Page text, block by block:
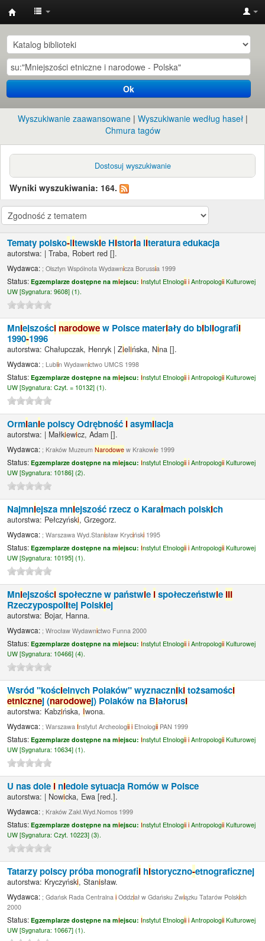
Instytut
Etnologii
i
Antropologii
Kulturowej
UW
Ok
Wyszukiwanie zaawansowane
Wyszukiwanie według haseł
Chmura tagów
Dostosuj wyszukiwanie
Wyniki wyszukiwania: 164.
Tematy polsko-litewskie Historia literatura edukacja
autorstwa: |Traba, Robert red [].
Wydawca: ; Olsztyn Wspólnota Wydawnicza Borussia 1999
Status:Egzemplarze dostępne na miejscu: Instytut Etnologii i Antropologii Kulturowej
UW [Sygnatura:9608] (1).
Mniejszości narodowew Polsce materiały do bibliografi
1990-1996
autorstwa:Chałupczak, Henryk |Zielińska, Nina [].
Wydawca: ; Lublin Wydawnictwo UMCS 1998
Status:Egzemplarze dostępne na miejscu: Instytut Etnologii i Antropologii Kulturowej
UW [Sygnatura:Czyt. = 10132] (1).
Ormianie polscy Odrębność iasymilacja
autorstwa: | Małkiewicz, Adam [].
Wydawca: ; Kraków MuzeumNarodowe w Krakowie 1999
Status:Egzemplarze dostępne na miejscu: Instytut Etnologii i Antropologii Kulturowej
UW [Sygnatura: 10186] (2).
Najmniejsza mniejszość rzecz o Karaimach polskich
autorstwa: Pełczyński, Grzegorz.
Wydawca: ; Warszawa Wyd.Stanisław Kryciński 1995
Status:Egzemplarze dostępne na miejscu: Instytut Etnologii i Antropologii Kulturowej
UW [Sygnatura: 10195] (1).
Mniejszościspołeczne w państwie ispołeczeństwie III
Rzeczypospolitej Polskiej
autorstwa: Bojar, Hanna.
Wydawca: ; Wrocław Wydawnictwo Funna 2000
Status:Egzemplarze dostępne na miejscu: Instytut Etnologii i Antropologii Kulturowej
UW [Sygnatura: 10466] (4).
Wsród "kościelnych Polaków" wyznacznikitożsamości
etnicznej (narodowej) Polaków na Białorusi
autorstwa: Kabzińska, Iwona.
Wydawca: ; Warszawa Instytut Archeologii i Etnologii PAN 1999
Status:Egzemplarze dostępne na miejscu: Instytut Etnologii i Antropologii Kulturowej
UW [Sygnatura: 10634] (1).
U nas dole i niedole sytuacja Romów w Polsce
autorstwa: | Nowicka, Ewa [red.].
Wydawca: ; Kraków Zakł.Wyd.Nomos 1999
Status:Egzemplarze dostępne na miejscu: Instytut Etnologii i Antropologii Kulturowej
UW [Sygnatura:Czyt. 10223] (3).
Tatarzy polscy próba monografi historyczno-etnografcznej
autorstwa: Kryczyński, Stanisław.
Wydawca: ; Gdańsk Rada Centralnai Oddział w Gdańsku Związku Tatarów Polskich
2000
Status:Egzemplarze dostępne na miejscu: Instytut Etnologii i Antropologii Kulturowej
UW [Sygnatura: 10667] (1).